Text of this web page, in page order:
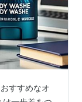
すすめなオ